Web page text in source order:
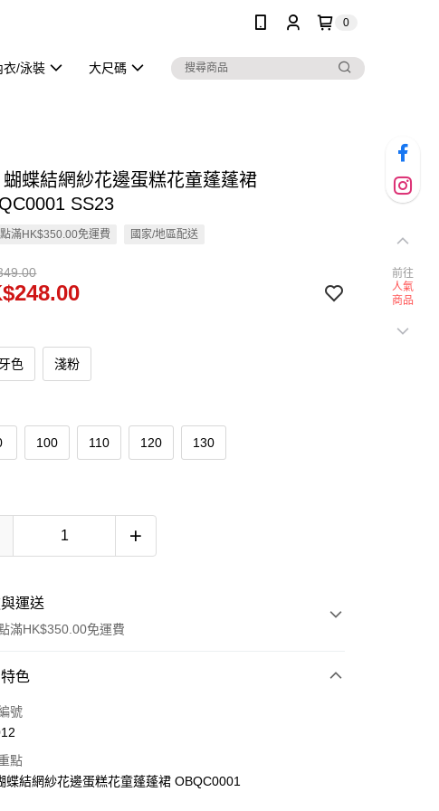
0
衣/泳裝 大尺碼
蝴蝶結網紗花邊蛋糕花童蓬蓬裙
SS23
點滿HK$350.00免運費 國家/地區配送
色 淺粉
100 110 120 130
運送
滿HK$350.00免運費
方式
色
號
點
蝶結網紗花邊蛋糕花童蓬蓬裙 OBQC0001
前往
人氣
商品